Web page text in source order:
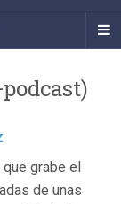
grabe el
de unas